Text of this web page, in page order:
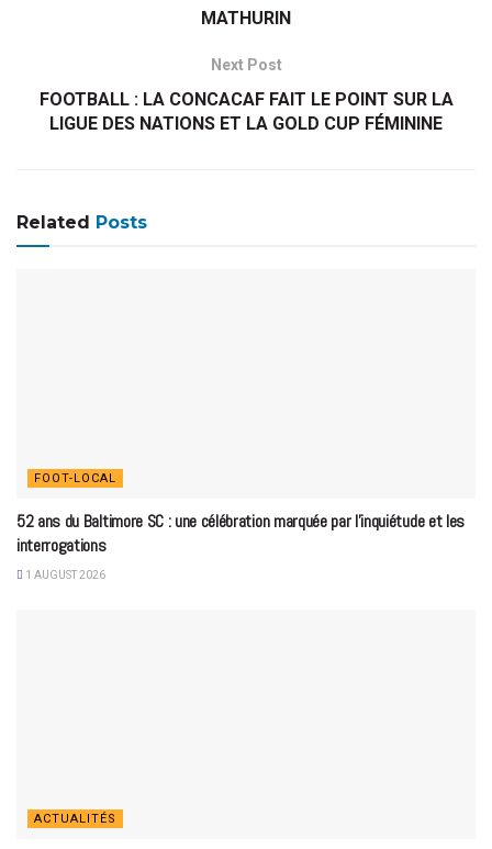
MATHURIN
Next Post
FOOTBALL : LA CONCACAF FAIT LE POINT SUR LA
LIGUE DES NATIONS ET LA GOLD CUP FÉMININE
Related Posts
FOOT-LOCAL
52 ans du Baltimore SC : une célébration marquée par l’inquiétude et les
interrogations
1 AUGUST 2026
ACTUALITÉS